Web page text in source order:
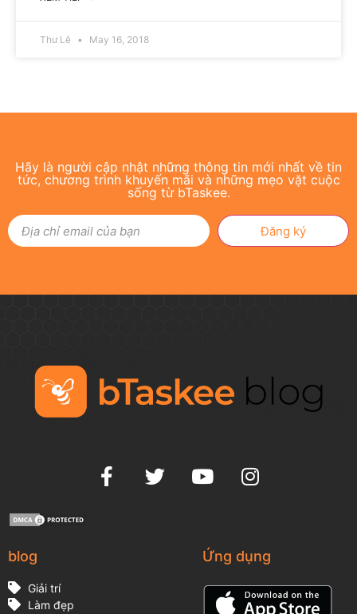
Thư Lê May 16, 2018
Hãy là người cập nhật những thông tin mới nhất về tin
tức, chương trình khuyến mãi và những mẹo vặt cuộc
sống từ bTaskee.
Đăng ký
blog
Giải trí
Làm đẹp
Ứng dụng